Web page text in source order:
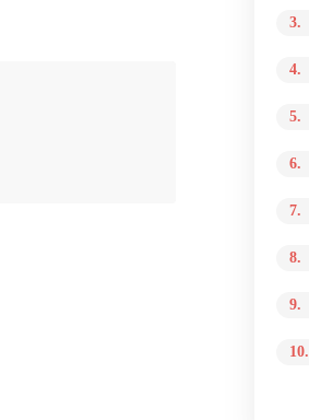
3.
4.
5.
6.
7.
8.
9.
10.